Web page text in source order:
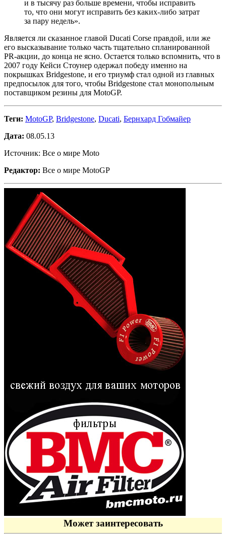
и в тысячу раз больше времени, чтобы исправить
то, что они могут исправить без каких-либо затрат
за пару недель».
Является ли сказанное главой Ducati Corse правдой, или же
его высказывание только часть тщательно спланированной
PR-акции, до конца не ясно. Остается только вспомнить, что в
2007 году Кейси Стоунер одержал победу именно на
покрышках Bridgestone, и его триумф стал одной из главных
предпосылок для того, чтобы Bridgestone стал монопольным
поставщиком резины для MotoGP.
Теги: MotoGP, Bridgestone, Ducati, Бернхард Гобмайер
Дата: 08.05.13
Источник: Все о мире Moto
Редактор: Все о мире MotoGP
Может заинтересовать